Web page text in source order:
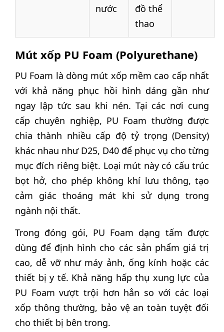
nước
đồ thể
thao
Mút xốp PU Foam (Polyurethane)
PU Foam là dòng mút xốp mềm cao cấp nhất
với khả năng phục hồi hình dáng gần như
ngay lập tức sau khi nén. Tại các nơi cung
cấp chuyên nghiệp, PU Foam thường được
chia thành nhiều cấp độ tỷ trọng (Density)
khác nhau như D25, D40 để phục vụ cho từng
mục đích riêng biệt. Loại mút này có cấu trúc
bọt hở, cho phép không khí lưu thông, tạo
cảm giác thoáng mát khi sử dụng trong
ngành nội thất.
Trong đóng gói, PU Foam dạng tấm được
dùng để định hình cho các sản phẩm giá trị
cao, dễ vỡ như máy ảnh, ống kính hoặc các
thiết bị y tế. Khả năng hấp thụ xung lực của
PU Foam vượt trội hơn hẳn so với các loại
xốp thông thường, bảo vệ an toàn tuyệt đối
cho thiết bị bên trong.